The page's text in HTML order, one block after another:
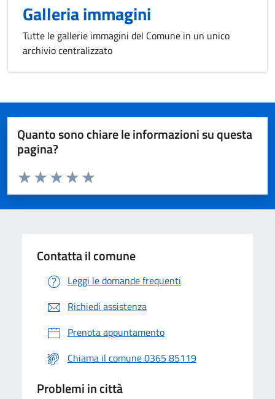
Galleria immagini
Tutte le gallerie immagini del Comune in un unico
archivio centralizzato
Quanto sono chiare le informazioni su questa
pagina?
Valuta da 1 a 5 stelle la pagina
Valuta 5 stelle su 5
Valuta 4 stelle su 5
Valuta 3 stelle su 5
Valuta 2 stelle su 5
Valuta 1 stelle su 5
Contatta il comune
Leggi le domande frequenti
Richiedi assistenza
Prenota appuntamento
Chiama il comune 0365 85119
Problemi in città